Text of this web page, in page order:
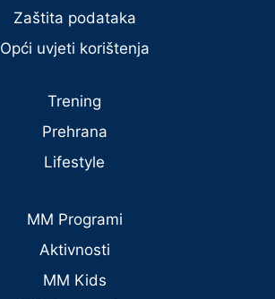
Zaštita podataka
Opći uvjeti korištenja
Trening
Prehrana
Lifestyle
MM Programi
Aktivnosti
MM Kids